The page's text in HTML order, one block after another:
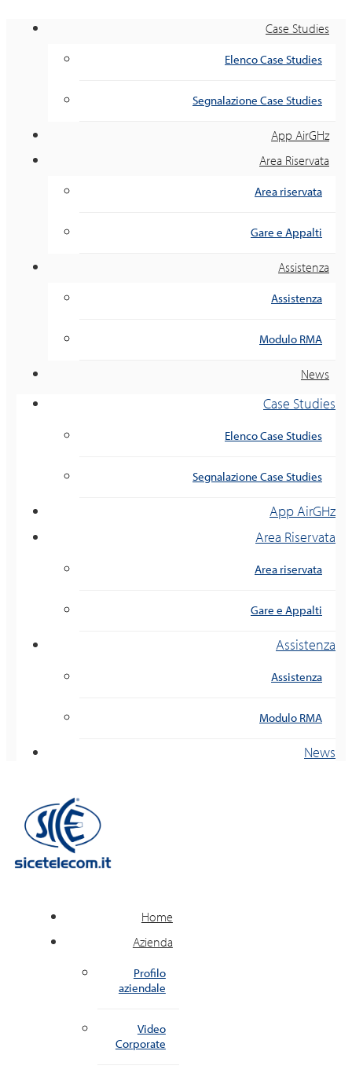
Case Studies
Elenco Case Studies
Segnalazione Case Studies
App AirGHz
Area Riservata
Area riservata
Gare e Appalti
Assistenza
Assistenza
Modulo RMA
News
Case Studies
Elenco Case Studies
Segnalazione Case Studies
App AirGHz
Area Riservata
Area riservata
Gare e Appalti
Assistenza
Assistenza
Modulo RMA
News
Home
Azienda
Profilo
aziendale
Video
Corporate